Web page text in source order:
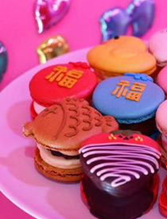
KPOP【韓国芸能】
新大久保
その他
お問い合わせ